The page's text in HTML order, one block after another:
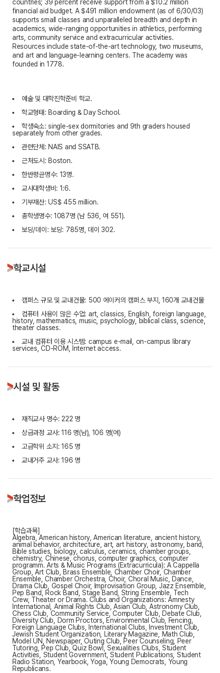
countries; 39 percent receive support from a $10.2 million
financial aid budget. A $491 million endowment (as of 6/30/03)
supports small classes and unparalleled breadth and depth in
academics, wide-ranging opportunities in athletics, performing
arts, community service and extracurricular activities.
Resources include state-of-the-art technology, two museums,
and art and language-learning centers. The academy was
founded in 1778.
예술 및 대학진학준비 학교.
학교형태: Boarding & Day School.
학생숙소: single-sex dormitories and 9th graders housed
separately from other grades.
관련단체: NAIS and SSATB.
근처도시: Boston.
한반평균명수: 13명.
교사대학생비: 1:6.
기부재산: US$ 455 million.
총학생명수: 1087명 (남 536, 여 551).
보딩/데이: 보딩: 785명, 데이 302.
학교시설
캠퍼스 규모 및 교내건물: 500 에이커의 캠퍼스 부지, 160개 교내건물
컴퓨터 사용이 많은 수업: art, classics, English, foreign language,
history, mathematics, music, psychology, biblical class, science,
theater classes.
교내 컴퓨터 이용 시스템: campus e-mail, on-campus library
services, CD-ROM, Internet access.
시설 및 활동
재직교사 명수: 222 명
상급과정 교사: 116 명(남), 106 명(여)
고급학위 소지: 165 명
교내거주 교사: 196 명
학업정보
[학습과목]
Algebra, American history, American literature, ancient history,
animal behavior, architecture, art, art history, astronomy, band,
Bible studies, biology, calculus, ceramics, chamber groups,
chemistry, Chinese, chorus, computer graphics, computer
programm. Arts & Music Programs (Extracurricula): A Cappella
Group, Art Club, Brass Ensemble, Chamber Choir, Chamber
Ensemble, Chamber Orchestra, Choir, Choral Music, Dance,
Drama Club, Gospel Choir, Improvisation Group, Jazz Ensemble,
Pep Band, Rock Band, Stage Band, String Ensemble, Tech
Crew, Theater or Drama. Clubs and Organizations: Amnesty
International, Animal Rights Club, Asian Club, Astronomy Club,
Chess Club, Community Service, Computer Club, Debate Club,
Diversity Club, Dorm Proctors, Environmental Club, Fencing,
Foreign Language Clubs, International Clubs, Investment Club,
Jewish Student Organization, Literary Magazine, Math Club,
Model UN, Newspaper, Outing Club, Peer Counseling, Peer
Tutoring, Pep Club, Quiz Bowl, Sexualities Clubs, Student
Activities, Student Government, Student Publications, Student
Radio Station, Yearbook, Yoga, Young Democrats, Young
Republicans.